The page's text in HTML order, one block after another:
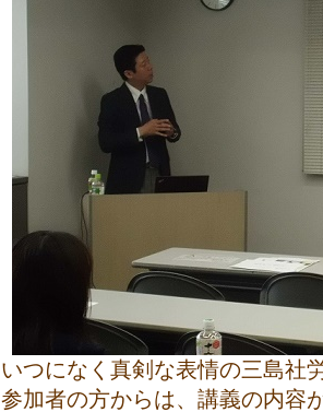
いつになく真剣な表情の三島社
参加者の方からは、講義の内容